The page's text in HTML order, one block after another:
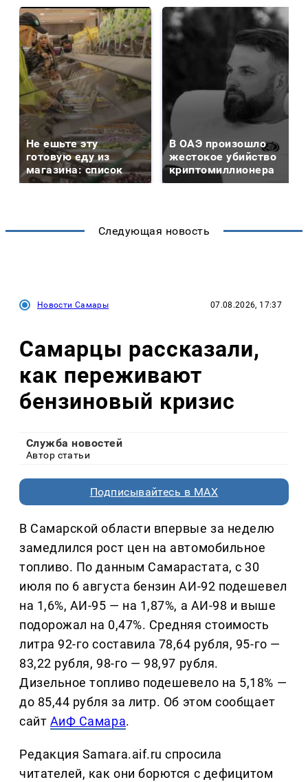
Не ешьте эту
готовую еду из
магазина: список
В ОАЭ произошло
жестокое убийство
криптомиллионера
Следующая новость
Новости Самары 07.08.2026, 17:37
Самарцы рассказали,
как переживают
бензиновый кризис
Служба новостей
Автор статьи
Подписывайтесь в MAX
В Самарской области впервые за неделю
замедлился рост цен на автомобильное
топливо. По данным Самарастата, с 30
июля по 6 августа бензин АИ-92 подешевел
на 1,6%, АИ-95 — на 1,87%, а АИ-98 и выше
подорожал на 0,47%. Средняя стоимость
литра 92-го составила 78,64 рубля, 95-го —
83,22 рубля, 98-го — 98,97 рубля.
Дизельное топливо подешевело на 5,18% —
до 85,44 рубля за литр. Об этом сообщает
сайт АиФ Самара.
Редакция Samara.aif.ru спросила
читателей, как они борются с дефицитом